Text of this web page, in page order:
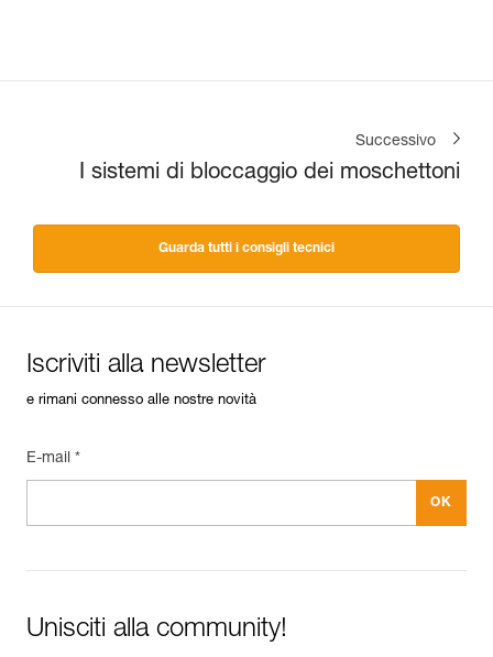
Successivo
I sistemi di bloccaggio dei moschettoni
Guarda tutti i consigli tecnici
Iscriviti alla newsletter
e rimani connesso alle nostre novità
E-mail *
Unisciti alla community!